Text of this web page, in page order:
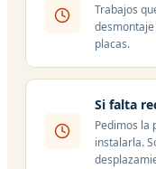
Trabajos
placas.
Si falta
Pedimos la
instalarla.